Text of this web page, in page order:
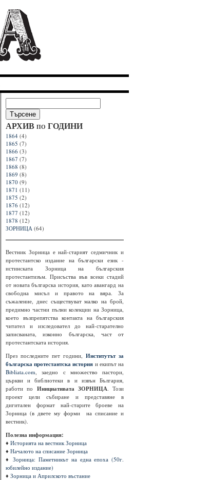
АРХИВ по ГОДИНИ
1864 (4)
1865 (7)
1866 (3)
1867 (7)
1868 (8)
1869 (8)
1870 (9)
1871 (11)
1875 (2)
1876 (12)
1877 (12)
1878 (12)
ЗОРНИЦА (64)
Вестник Зорница е най-старият седмичник и
протестантско издание на български език -
истинската Зорница на българския
протестантизъм. Присъства във всеки стадий
от новата българска история, като авангард на
свободна мисъл и правото на вяра. За
съжаление, днес съществуват малко на брой,
предимно частни пълни колекции на Зорница,
което възпрепятства контакта на българския
читател и изследовател до най-старателно
записваната, изконно българска, част от
протестантската история.
През последните пет години, Институтът за
българска протестантска история и екипът на
Bibliata.com, заедно с множество пастори,
църкви и библиотеки в и извън България,
работи по Инициативата ЗОРНИЦА. Този
проект цели събиране и представяне в
дигитален формат най-старите броеве на
Зорница (в двете му форми на списание и
вестник).
Полезна информация:
♦ Историята на вестник Зорница
♦ Началото на списание Зорница
♦Зорница: Паметникът на една епоха (50г.
юбилейно издание)
♦ Зорница и Априлското въстание